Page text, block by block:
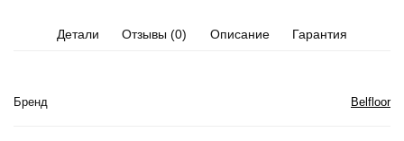
Детали Отзывы (0) Описание Гарантия
Бренд Belfloor